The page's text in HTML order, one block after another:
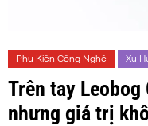
Phụ Kiện Công Nghệ Xu
Trên tay
nhưng giá trị